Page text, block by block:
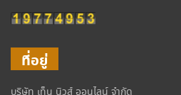
ที่อยู่
บริษัท เท็น นิวส์ ออนไลน์ จำกัด